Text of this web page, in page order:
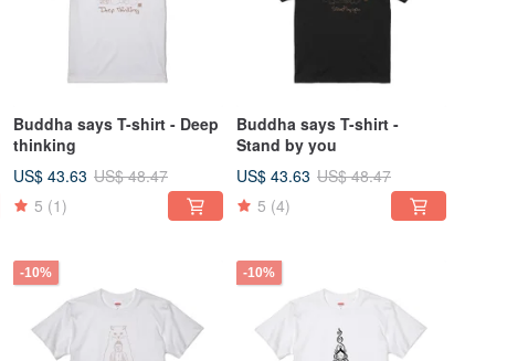
Buddha says T-shirt - Deep
thinking
US$ 43.63 US$ 48.47
5 (1)
Buddha says T-shirt -
Stand by you
US$ 43.63 US$ 48.47
5 (4)
-10% -10%